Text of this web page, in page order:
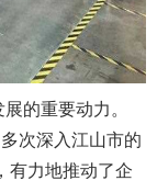
的重要动力。
次深入江山市的
有力地推动了企